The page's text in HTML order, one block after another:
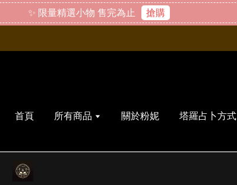
✨ 限量精選小物 售完為止 搶購
首頁 所有商品 關於粉妮 塔羅占卜方式